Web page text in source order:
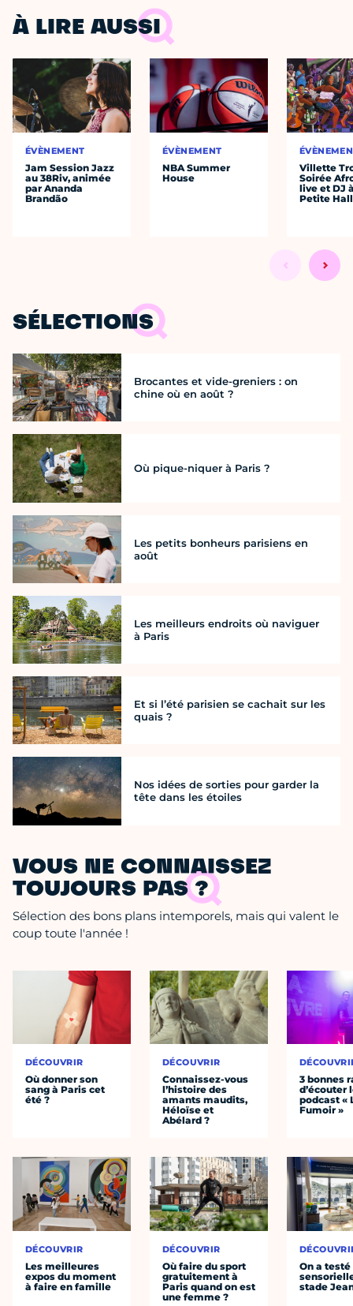
À LIRE AUSSI
ÉVÈNEMENT
Jam Session Jazz
au 38Riv, animée
par Ananda
Brandão
ÉVÈNEMENT
NBA Summer
House
Villette
Soirée
live et DJ
Petite
SÉLECTIONS
Brocantes et vide-greniers : on
chine où en août ?
Où pique-niquer à Paris ?
Les petits bonheurs parisiens en
août
Les meilleurs endroits où naviguer
à Paris
Et si l’été parisien se cachait sur les
quais ?
Nos idées de sorties pour garder la
tête dans les étoiles
VOUS NE CONNAISSEZ
TOUJOURS PAS ?
Sélection des bons plans intemporels, mais qui valent le
coup toute l'année !
DÉCOUVRIR
Où donner son
sang à Paris cet
été ?
DÉCOUVRIR
Les meilleures
expos du moment
à faire en famille
DÉCOUVRIR
Connaissez-vous
l’histoire des
amants maudits,
Héloïse et
Abélard ?
DÉCOUVRIR
Où faire du sport
gratuitement à
Paris quand on est
une femme ?
3 bonnes
d’écouter
podcast «
Fumoir »
On a
stade